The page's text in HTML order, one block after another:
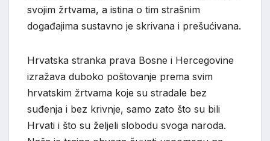
svojim žrtvama, a istina o tim strašnim
događajima sustavno je skrivana i prešućivana.
Hrvatska stranka prava Bosne i Hercegovine
izražava duboko poštovanje prema svim
hrvatskim žrtvama koje su stradale bez
suđenja i bez krivnje, samo zato što su bili
Hrvati i što su željeli slobodu svoga naroda.